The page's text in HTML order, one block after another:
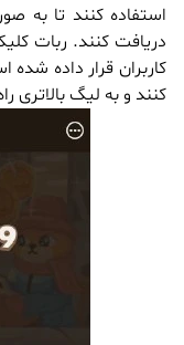
استفاده کنند تا به
کاربران قرار داده
کنند و به لیگ بالاتری